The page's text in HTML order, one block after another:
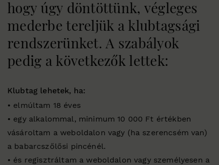
hogy úgy döntöttünk, végleges
mederbe tereljük a klubtagsági
rendszerünket. A szabályok
pedig a következők lettek:
Klubtag lehetek, ha:
• elmúltam 18 éves
• egy alkalommal, minimum 10 000 Ft értékben
vásároltam a weboldalon vagy (ha szerencsém van)
a babarcszőlősi pincénél.
• és regisztráltam a weboldalon vagy személyesen a